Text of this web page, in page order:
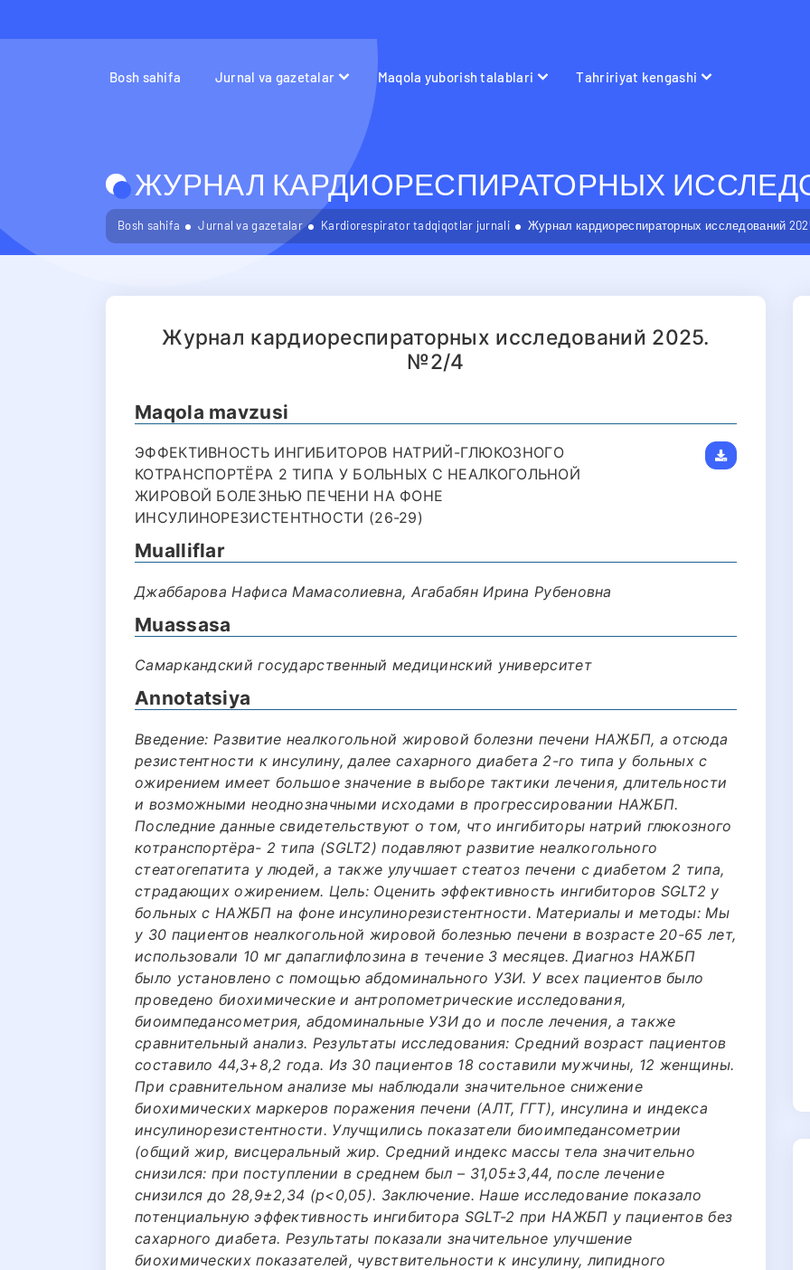
Bosh sahifa Jurnal va gazetalar Maqola yuborish talablari Tahririyat kengashi
ЖУРНАЛ КАРДИОРЕСПИРАТОРНЫХ
Bosh sahifa Jurnal va gazetalar Kardiorespirator tadqiqotlar jurnali Журнал кардиореспираторных исследований
Журнал кардиореспираторных исследований 2025.
№2/4
Maqola mavzusi
ЭФФЕКТИВНОСТЬ ИНГИБИТОРОВ НАТРИЙ-ГЛЮКОЗНОГО
КОТРАНСПОРТЁРА 2 ТИПА У БОЛЬНЫХ С НЕАЛКОГОЛЬНОЙ
ЖИРОВОЙ БОЛЕЗНЬЮ ПЕЧЕНИ НА ФОНЕ
ИНСУЛИНОРЕЗИСТЕНТНОСТИ (26-29)
Mualliflar
Джаббарова Нафиса Мамасолиевна, Агабабян Ирина Рубеновна
Muassasa
Самаркандский государственный медицинский университет
Annotatsiya
Введение: Развитие неалкогольной жировой болезни печени НАЖБП, а отсюда
резистентности к инсулину, далее сахарного диабета 2-го типа у больных с
ожирением имеет большое значение в выборе тактики лечения, длительности
и возможными неоднозначными исходами в прогрессировании НАЖБП.
Последние данные свидетельствуют о том, что ингибиторы натрий глюкозного
котранспортёра- 2 типа (SGLT2) подавляют развитие неалкогольного
стеатогепатита у людей, а также улучшает стеатоз печени с диабетом 2 типа,
страдающих ожирением. Цель: Оценить эффективность ингибиторов SGLT2 у
больных с НАЖБП на фоне инсулинорезистентности. Материалы и методы: Мы
у 30 пациентов неалкогольной жировой болезнью печени в возрасте 20-65 лет,
использовали 10 мг дапаглифлозина в течение 3 месяцев. Диагноз НАЖБП
было установлено с помощью абдоминального УЗИ. У всех пациентов было
проведено биохимические и антропометрические исследования,
биоимпедансометрия, абдоминальные УЗИ до и после лечения, а также
сравнительный анализ. Результаты исследования: Средний возраст пациентов
составило 44,3+8,2 года. Из 30 пациентов 18 составили мужчины, 12 женщины.
При сравнительном анализе мы наблюдали значительное снижение
биохимических маркеров поражения печени (АЛТ, ГГТ), инсулина и индекса
инсулинорезистентности. Улучщились показатели биоимпедансометрии
(общий жир, висцеральный жир. Средний индекс массы тела значительно
снизился: при поступлении в среднем был – 31,05±3,44, после лечение
снизился до 28,9±2,34 (р<0,05). Заключение. Наше исследование показало
потенциальную эффективность ингибитора SGLT-2 при НАЖБП у пациентов без
сахарного диабета. Результаты показали значительное улучшение
биохимических показателей, чувствительности к инсулину, липидного